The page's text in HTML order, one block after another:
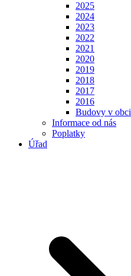
2025
2024
2023
2022
2021
2020
2019
2018
2017
2016
Budovy v obci
Informace od nás
Poplatky
Úřad